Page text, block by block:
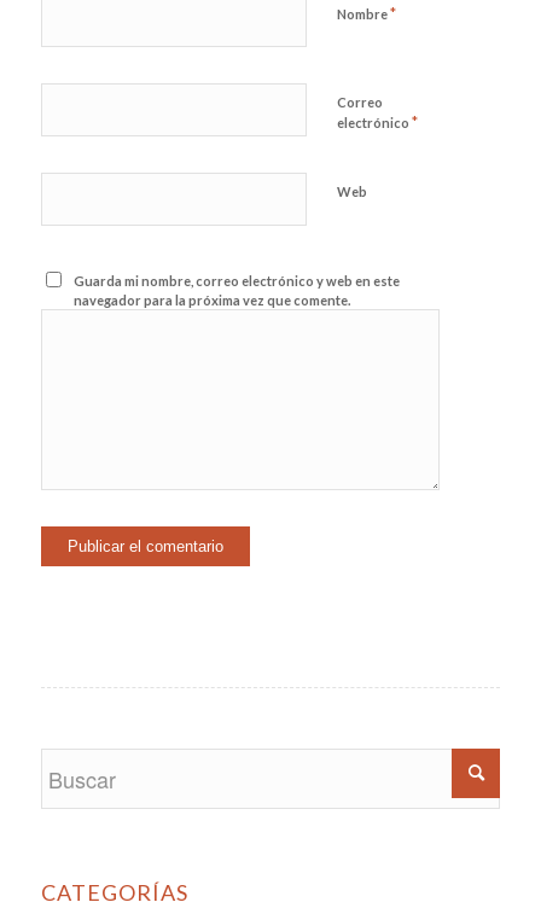
Nombre*
Correo
electrónico *
Web
Guarda mi nombre, correo electrónico y web en este
navegador para la próxima vez que comente.
CATEGORÍAS